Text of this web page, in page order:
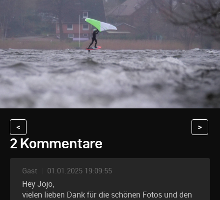
< >
2 Kommentare
Gast 01.01.2025 19:09:55
Hey Jojo,
vielen lieben Dank für die schönen Fotos und den